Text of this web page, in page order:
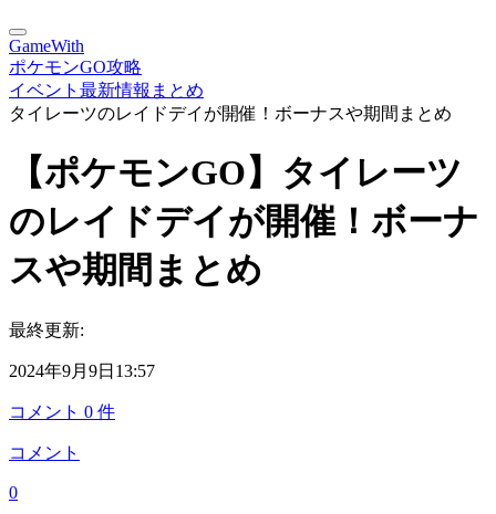
GameWith
ポケモンGO攻略
イベント最新情報まとめ
タイレーツのレイドデイが開催！ボーナスや期間まとめ
【ポケモンGO】タイレーツ
のレイドデイが開催！ボーナ
スや期間まとめ
最終更新:
2024年9月9日13:57
コメント 0 件
コメント
0